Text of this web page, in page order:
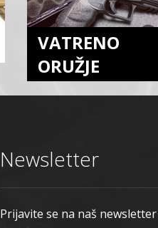
VATRENO
ORUŽJE
Newsletter
Prijavite se na naš